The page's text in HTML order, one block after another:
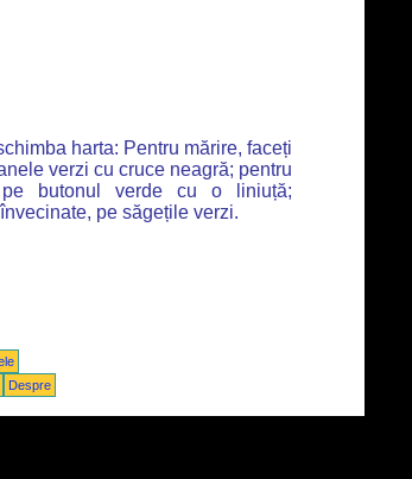
harta: Pentru mărire, faceți
verzi cu cruce neagră; pentru
pe butonul verde cu o liniuță;
pe săgețile verzi.
Despre